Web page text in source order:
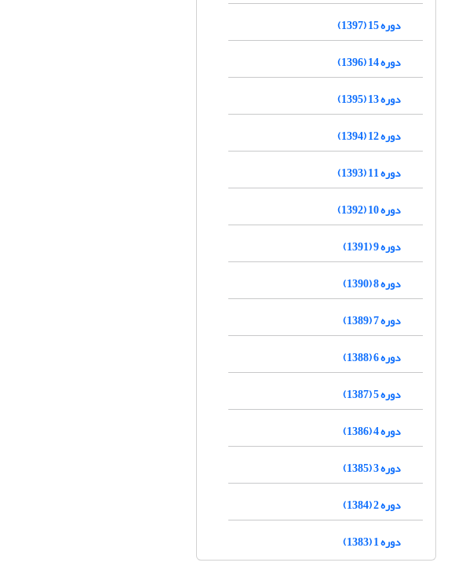
دوره 15 (1397)
دوره 14 (1396)
دوره 13 (1395)
دوره 12 (1394)
دوره 11 (1393)
دوره 10 (1392)
دوره 9 (1391)
دوره 8 (1390)
دوره 7 (1389)
دوره 6 (1388)
دوره 5 (1387)
دوره 4 (1386)
دوره 3 (1385)
دوره 2 (1384)
دوره 1 (1383)